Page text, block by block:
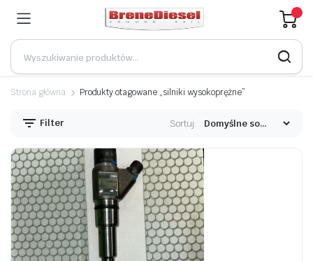
Strona główna Produkty otagowane „silniki wysokoprężne”
Filter Sortuj: